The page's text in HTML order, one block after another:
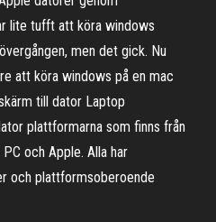
lite tufft att köra windows
men det gick. Nu
att köra windows på en mac
till dator Laptop
plattformarna som finns från
och Apple. Alla har
och plattformsoberoende